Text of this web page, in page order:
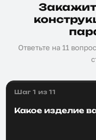
Ответьте на 11
Шаг 1 из 11
Какое изделие